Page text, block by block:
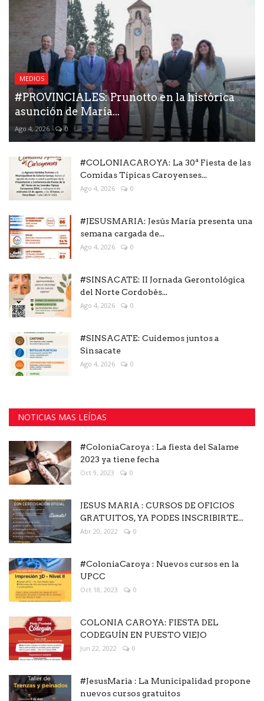
MEDIOS
#PROVINCIALES: Prunotto en la histórica
asunción de María...
Ago 4, 2026 0
#COLONIACAROYA: La 30ª Fiesta de las
Comidas Típicas Caroyenses...
Ago 4, 2026 0
#JESUSMARIA: Jesús María presenta una
semana cargada de...
Ago 4, 2026 0
#SINSACATE: II Jornada Gerontológica
del Norte Cordobés...
Ago 4, 2026 0
#SINSACATE: Cuidemos juntos a
Sinsacate
Ago 4, 2026 0
NOTICIAS MAS LEÍDAS
#ColoniaCaroya : La fiesta del Salame
2023 ya tiene fecha
Oct 9, 2023 0
JESUS MARIA : CURSOS DE OFICIOS
GRATUITOS, YA PODES INSCRIBIRTE...
Abr 20, 2022 0
#ColoniaCaroya : Nuevos cursos en la
UPCC
Oct 18, 2023 0
COLONIA CAROYA: FIESTA DEL
CODEGUÍN EN PUESTO VIEJO
Jun 22, 2022 0
#JesusMaria : La Municipalidad propone
nuevos cursos gratuitos